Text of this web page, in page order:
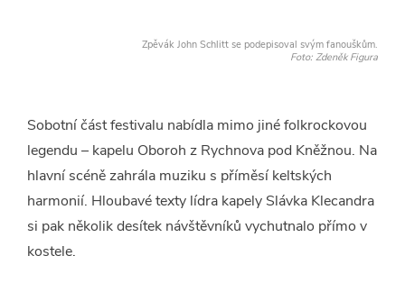
Zpěvák John Schlitt se podepisoval svým fanouškům.
Foto: Zdeněk Figura
Sobotní část festivalu nabídla mimo jiné folkrockovou
legendu – kapelu Oboroh z Rychnova pod Kněžnou. Na
hlavní scéně zahrála muziku s příměsí keltských
harmonií. Hloubavé texty lídra kapely Slávka Klecandra
si pak několik desítek návštěvníků vychutnalo přímo v
kostele.